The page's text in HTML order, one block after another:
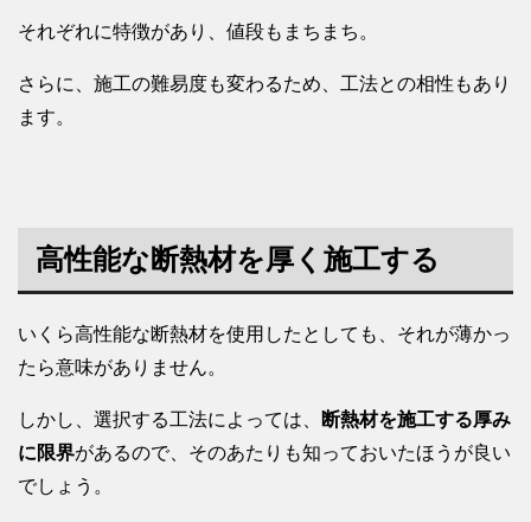
それぞれに特徴があり、値段もまちまち。
さらに、施工の難易度も変わるため、工法との相性もあり
ます。
高性能な断熱材を厚く施工する
いくら高性能な断熱材を使用したとしても、それが薄かっ
たら意味がありません。
しかし、選択する工法によっては、
断熱材を施工する厚み
に限界があるので、そのあたりも知っておいたほうが良い
でしょう。